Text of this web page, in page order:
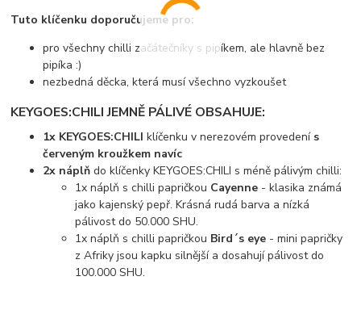
Tuto klíčenku doporučujeme pro:
pro všechny chilli začátečníky s pipíkem, ale hlavně bez
pipíka :)
nezbedná děcka, která musí všechno vyzkoušet
KEYGOES:CHILI JEMNĚ PÁLIVÉ OBSAHUJE:
1x KEYGOES:CHILI klíčenku v nerezovém provedení s
červeným kroužkem navíc
2x náplň do klíčenky KEYGOES:CHILI s méně pálivým chilli:
1x náplň s chilli papričkou Cayenne - klasika známá
jako kajenský pepř. Krásná rudá barva a nízká
pálivost do 50.000 SHU.
1x náplň s chilli papričkou Bird´s eye - mini papričky
z Afriky jsou kapku silnější a dosahují pálivost do
100.000 SHU.